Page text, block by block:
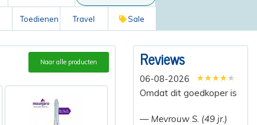
Toedienen Travel Sale
Naar alle producten Reviews
06-08-2026 ★★★★★
★★★★★
★★★★★
Omdat dit goedkoper is
— Mevrouw S. (49 jr.)